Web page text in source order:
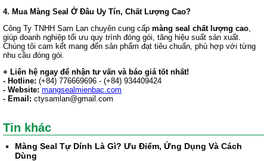
4. Mua Màng Seal Ở Đâu Uy Tín, Chất Lượng Cao?
Công Ty TNHH Sam Lan chuyên cung cấp màng seal chất lượng cao
giúp doanh nghiệp tối ưu quy trình đóng gói, tăng hiệu suất sản xuất.
Chúng tôi cam kết mang đến sản phẩm đạt tiêu chuẩn, phù hợp với từng
nhu cầu đóng gói.
+ Liên hệ ngay để nhận tư vấn và báo giá tốt nhất!
- Hotline: (+84) 776669696 - (+84) 934409424
- Website: mangsealmienbac.com
- Email: ctysamlan@gmail.com
Tin khác
Màng Seal Tự Dính Là Gì? Ưu Điểm, Ứng Dụng Và Cách
Dùng